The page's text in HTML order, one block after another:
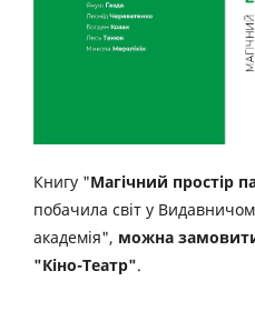
Книгу "Магічний простір
побачила світ у
академія", можна
"Кіно-Театр".